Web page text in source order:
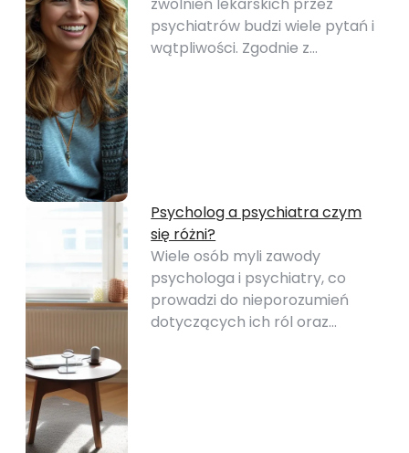
psychiatrów budzi wiele pytań i
wątpliwości. Zgodnie z…
Psycholog a psychiatra czym
się różni?
Wiele osób myli zawody
psychologa i psychiatry, co
prowadzi do nieporozumień
dotyczących ich ról oraz…